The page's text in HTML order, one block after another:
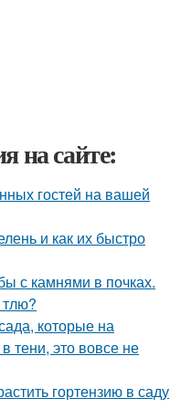
на сайте:
гостей на вашей
и как их быстро
с камнями в почках.
которые на
тени, это вовсе не
гортензию в саду